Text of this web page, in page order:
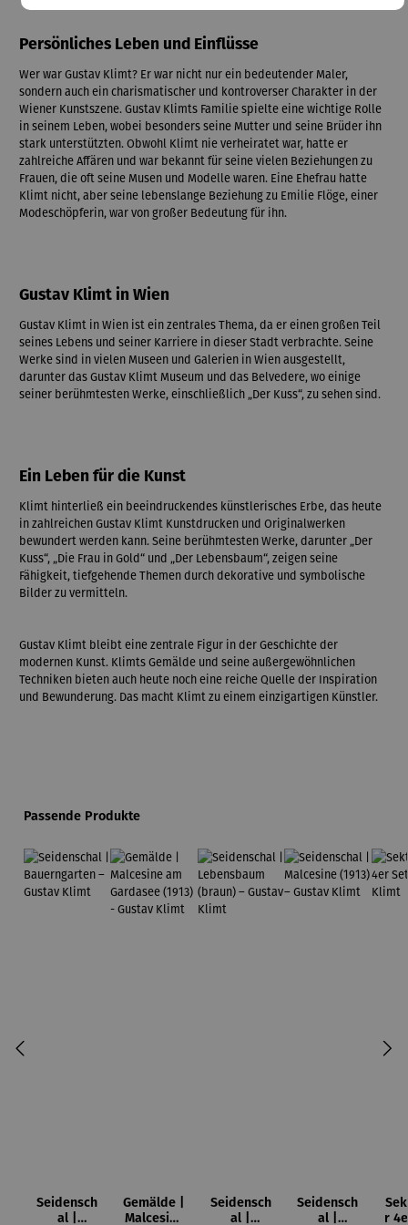
Persönliches Leben und Einflüsse
Wer war Gustav Klimt? Er war nicht nur ein bedeutender Maler,
sondern auch ein charismatischer und kontroverser Charakter in der
Wiener Kunstszene. Gustav Klimts Familie spielte eine wichtige Rolle
in seinem Leben, wobei besonders seine Mutter und seine Brüder ihn
stark unterstützten. Obwohl Klimt nie verheiratet war, hatte er
zahlreiche Affären und war bekannt für seine vielen Beziehungen zu
Frauen, die oft seine Musen und Modelle waren. Eine Ehefrau hatte
Klimt nicht, aber seine lebenslange Beziehung zu Emilie Flöge, einer
Modeschöpferin, war von großer Bedeutung für ihn.
Gustav Klimt in Wien
Gustav Klimt in Wien ist ein zentrales Thema, da er einen großen Teil
seines Lebens und seiner Karriere in dieser Stadt verbrachte. Seine
Werke sind in vielen Museen und Galerien in Wien ausgestellt,
darunter das Gustav Klimt Museum und das Belvedere, wo einige
seiner berühmtesten Werke, einschließlich „Der Kuss“, zu sehen sind.
Ein Leben für die Kunst
Klimt hinterließ ein beeindruckendes künstlerisches Erbe, das heute
in zahlreichen Gustav Klimt Kunstdrucken und Originalwerken
bewundert werden kann. Seine berühmtesten Werke, darunter „Der
Kuss“, „Die Frau in Gold“ und „Der Lebensbaum“, zeigen seine
Fähigkeit, tiefgehende Themen durch dekorative und symbolische
Bilder zu vermitteln.
Gustav Klimt bleibt eine zentrale Figur in der Geschichte der
modernen Kunst. Klimts Gemälde und seine außergewöhnlichen
Techniken bieten auch heute noch eine reiche Quelle der Inspiration
und Bewunderung. Das macht Klimt zu einem einzigartigen Künstler.
Produktgalerie überspringen
Passende Produkte
Seidensch
al |
Gemälde |
Malcesine
Seidensch
al |
Seidensch
al |
r